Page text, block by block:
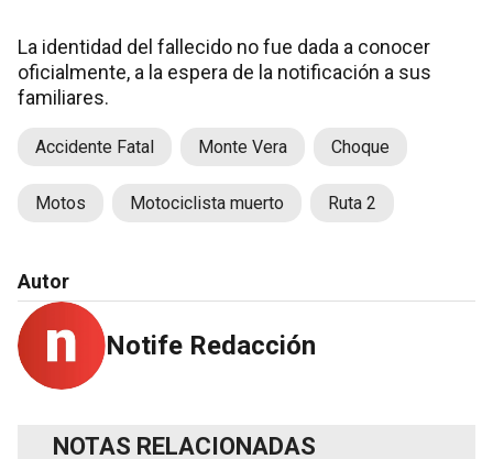
La identidad del fallecido no fue dada a conocer
oficialmente, a la espera de la notificación a sus
familiares.
Accidente Fatal Monte Vera Choque
Motos Motociclista muerto Ruta 2
Autor
Notife Redacción
NOTAS RELACIONADAS